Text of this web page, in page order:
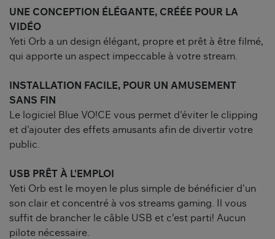
UNE CONCEPTION ÉLÉGANTE, CRÉÉE POUR LA
VIDÉO
Yeti Orb a un design élégant, propre et prêt à être filmé,
qui apporte un aspect impeccable à votre stream.
INSTALLATION FACILE, POUR UN AMUSEMENT
SANS FIN
Le logiciel Blue VO!CE vous permet d'éviter le clipping
et d'ajouter des effets amusants afin de divertir votre
public.
USB PRÊT À L'EMPLOI
Yeti Orb est le moyen le plus simple de bénéficier d'un
son clair et concentré à vos streams gaming. Il vous
suffit de brancher le câble USB et c’est parti! Aucun
pilote nécessaire.